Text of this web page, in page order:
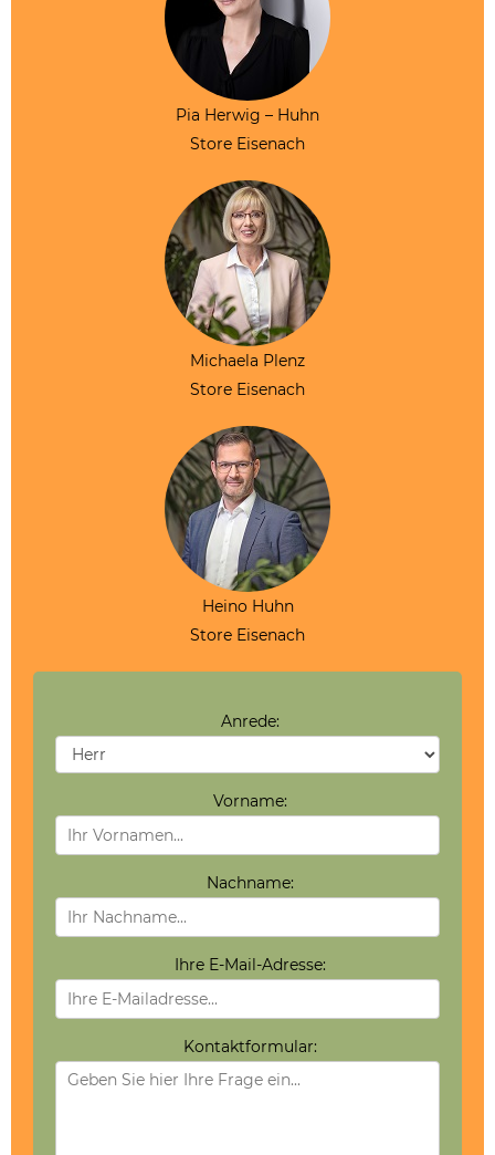
Pia Herwig – Huhn
Store Eisenach
Michaela Plenz
Store Eisenach
Heino Huhn
Store Eisenach
Anrede:
Vorname:
Nachname:
Ihre E-Mail-Adresse:
Kontaktformular: